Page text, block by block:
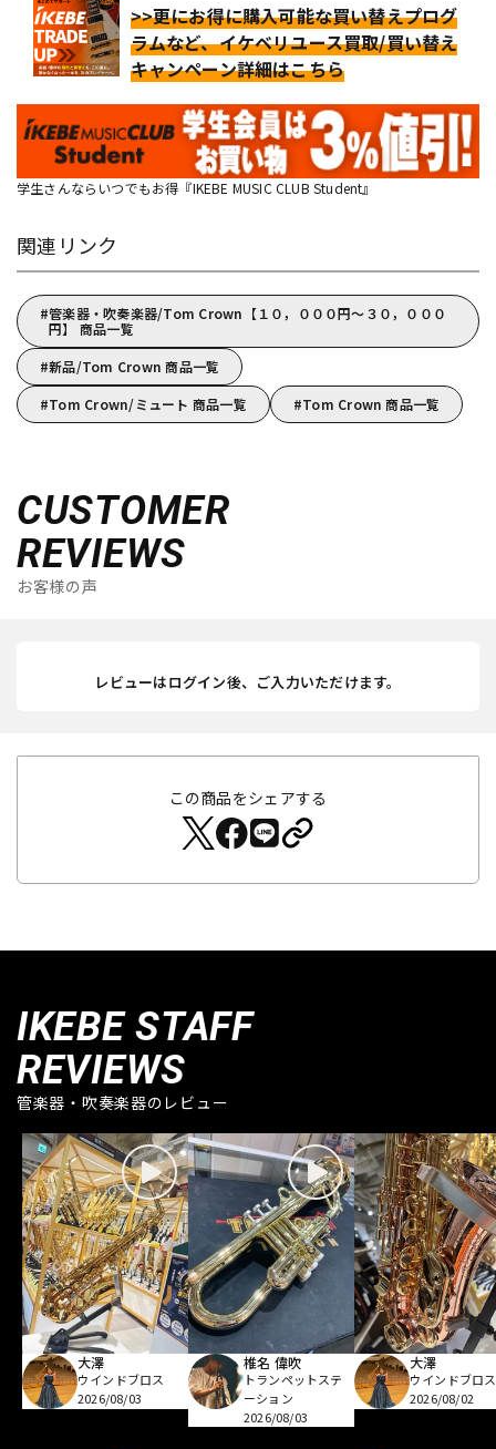
>>更にお得に購入可能な買い替えプログ
ラムなど、イケベリユース買取/買い替え
キャンペーン詳細はこちら
学生さんならいつでもお得『IKEBE MUSIC CLUB Student』
関連リンク
管楽器・吹奏楽器/Tom Crown【１０，０００円～３０，０００
円】 商品一覧
新品/Tom Crown 商品一覧
Tom Crown/ミュート 商品一覧
Tom Crown 商品一覧
CUSTOMER
REVIEWS
お客様の声
レビューはログイン後、ご入力いただけます。
この商品をシェアする
IKEBE STAFF
REVIEWS
管楽器・吹奏楽器のレビュー
大澤
ウインドブロス
2026/08/03
椎名 偉吹
トランペットステ
ーション
2026/08/03
大澤
ウインドブロス
2026/08/02